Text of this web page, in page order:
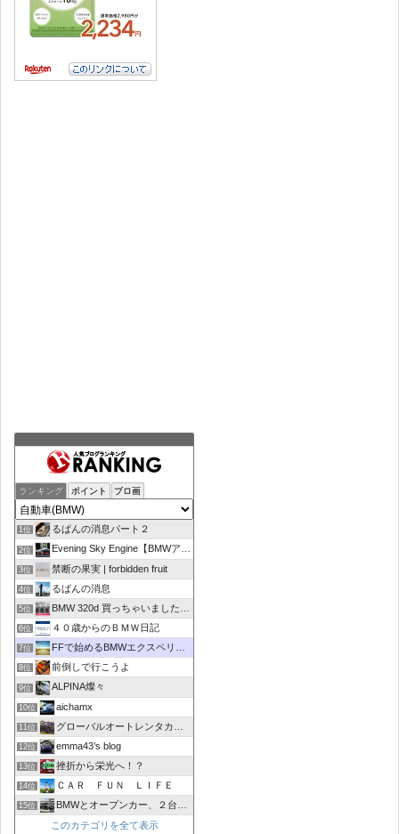
ランキング ポイント ブロ画
1位 るぱんの消息パート２
2位 Evening Sky Engine【BMWアルピナD4】
3位 禁断の果実 | forbidden fruit
4位 るぱんの消息
5位 BMW 320d 買っちゃいました！！
6位 ４０歳からのＢＭＷ日記
7位 FFで始めるBMWエクスペリエンス
8位 前倒しで行こうよ
9位 ALPINA燦々
10位 aichamx
11位 グローバルオートレンタカーブログ
12位 emma43’s blog
13位 挫折から栄光へ！？
14位 ＣＡＲ ＦＵＮ ＬＩＦＥ
15位
BMWとオープンカー、２台持ちは大変でした/GOCCHI
このカテゴリを全て表示